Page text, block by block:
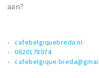
aan?
cafebelgiquebreda.nl
0620178074